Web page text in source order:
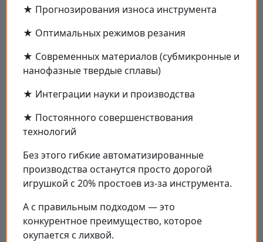
★ Прогнозирования износа инструмента
★ Оптимальных режимов резания
★ Современных материалов (субмикронные и
нанофазные твердые сплавы)
★ Интеграции науки и производства
★ Постоянного совершенствования
технологий
Без этого гибкие автоматизированные
производства останутся просто дорогой
игрушкой с 20% простоев из-за инструмента.
А с правильным подходом — это
конкурентное преимущество, которое
окупается с лихвой.